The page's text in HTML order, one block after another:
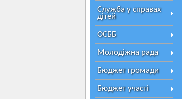
Служба у справах
дітей
ОСББ
Молодіжна рада
Бюджет громади
Бюджет участі